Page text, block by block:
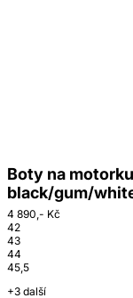
Boty na
black/gum/
4 890,- Kč
42
43
44
45,5
+3 další